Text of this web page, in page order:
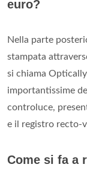
euro?
Nella parte
stampata
si chiama
importantissime
controluce,
e il registro recto-
Come si fa a